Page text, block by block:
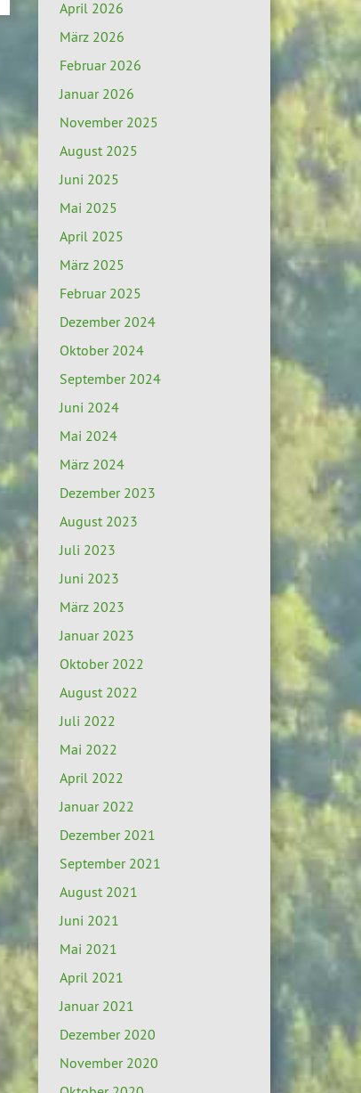
April 2026
März 2026
Februar 2026
Januar 2026
November 2025
August 2025
Juni 2025
Mai 2025
April 2025
März 2025
Februar 2025
Dezember 2024
Oktober 2024
September 2024
Juni 2024
Mai 2024
März 2024
Dezember 2023
August 2023
Juli 2023
Juni 2023
März 2023
Januar 2023
Oktober 2022
August 2022
Juli 2022
Mai 2022
April 2022
Januar 2022
Dezember 2021
September 2021
August 2021
Juni 2021
Mai 2021
April 2021
Januar 2021
Dezember 2020
November 2020